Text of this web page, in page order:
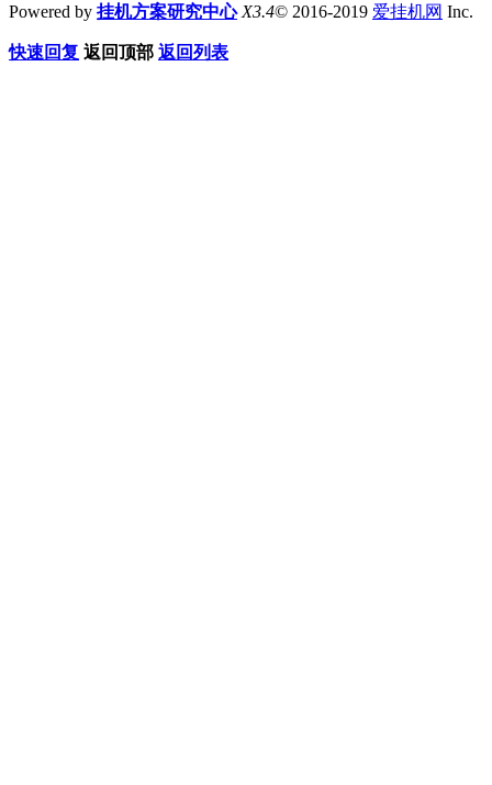
Powered by 挂机方案研究中心 X3.4© 2016-2019 爱挂机网 Inc.
快速回复 返回顶部 返回列表